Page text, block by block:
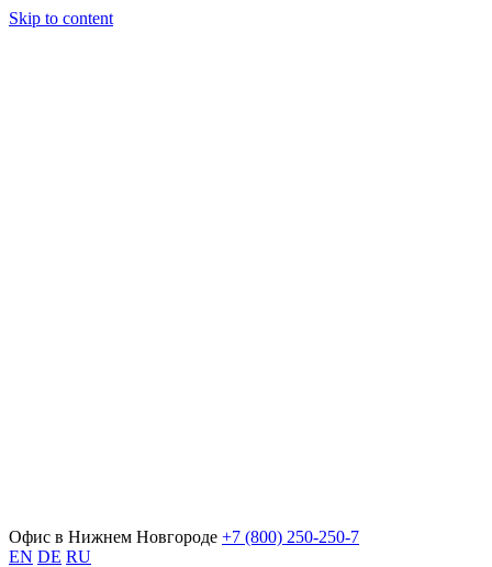
Skip to content
Офис в Нижнем Новгороде +7 (800) 250-250-7
EN DE RU